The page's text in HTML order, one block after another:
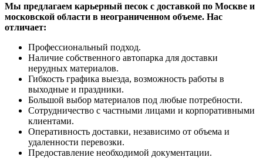
Мы предлагаем карьерный песок с доставкой по Москве и
московской области в неограниченном объеме. Нас
отличает:
Профессиональный подход.
Наличие собственного автопарка для доставки
нерудных материалов.
Гибкость графика выезда, возможность работы в
выходные и праздники.
Большой выбор материалов под любые потребности.
Сотрудничество с частными лицами и корпоративными
клиентами.
Оперативность доставки, независимо от объема и
удаленности перевозки.
Предоставление необходимой документации.